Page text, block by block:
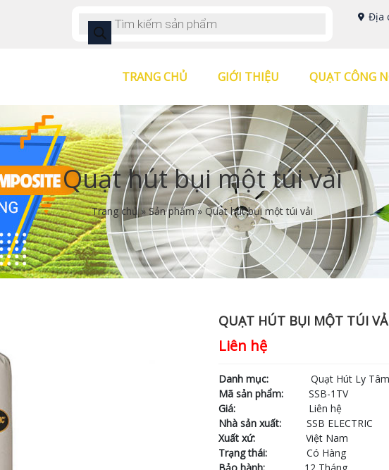
Địa
TRANG CHỦ GIỚI THIỆU QUẠT CÔNG
Quạt hút bụi một túi vải
Trang chủ»Sản phẩm » Quạt hút bụi một túi vải
QUẠT HÚT BỤI MỘT TÚI
Liên hệ
Danh mục:
Quạt Hút Ly Tâm
Mã sản phẩm:
SSB-1TV
Giá:
Liên hệ
Nhà sản xuất:
SSB ELECTRIC
Xuất xứ:
Việt Nam
Trạng thái:
Có Hàng